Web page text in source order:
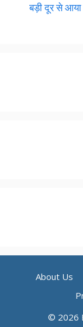
बड़ी दूर से
About Us
© 2026